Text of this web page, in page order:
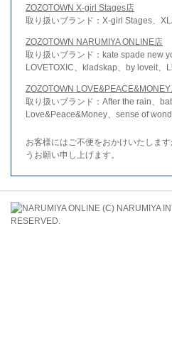
ZOZOTOWN X-girl Stages店
取り扱いブランド：X-girl Stages、
ZOZOTOWN NARUMIYA ONLINE店
取り扱いブランド：kate spade new
LOVETOXIC、kladskap、by loveit、
ZOZOTOWN
取り扱いブランド：After the rain、
Love&Peace&Money、sense of
お客様にはご不便をおかけいたしま
うお願い申し上げます。